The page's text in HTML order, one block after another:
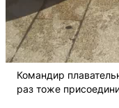
Командир
раз тоже